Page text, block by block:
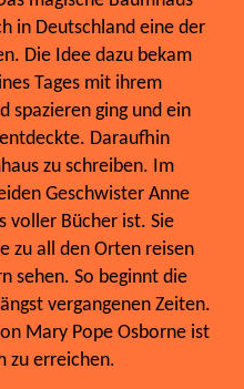
in Deutschland eine der
Die Idee dazu bekam
Tages mit ihrem
spazieren ging und ein
Daraufhin
zu schreiben. Im
Geschwister Anne
voller Bücher ist. Sie
zu all den Orten reisen
sehen. So beginnt die
vergangenen Zeiten.
Mary Pope Osborne ist
zu erreichen.